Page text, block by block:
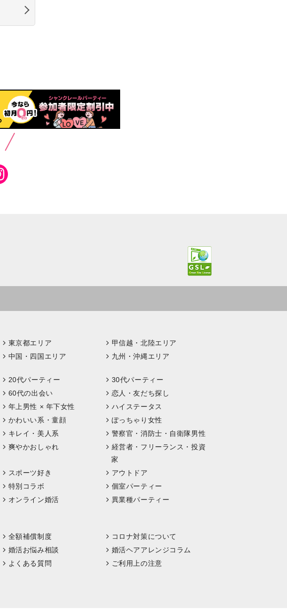
東京都エリア
甲信越・北陸エリア
中国・四国エリア 九州・沖縄エリア
20代パーティー
30代パーティー
60代の出会い
恋人・友だち探し
年上男性 × 年下女性
ハイステータス
かわいい系・童顔
ぽっちゃり女性
キレイ・美人系
警察官・消防士・自衛隊男性
爽やかおしゃれ
経営者・フリーランス・投資
家
スポーツ好き
アウトドア
特別コラボ
個室パーティー
オンライン婚活
異業種パーティー
全額補償制度
コロナ対策について
婚活お悩み相談 婚活ヘアアレンジコラム
よくある質問
ご利用上の注意